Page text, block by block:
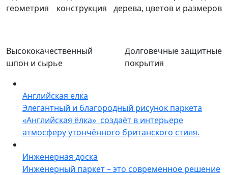
геометрия
конструкция
дерева, цветов и размеров
Высококачественный
шпон и сырье
Долговечные защитные
покрытия
Английская елка
Элегантный и благородный рисунок паркета
«Английская ёлка» создаёт в интерьере
атмосферу утончённого британского стиля.
Инженерная доска
Инженерный паркет – это современное решение